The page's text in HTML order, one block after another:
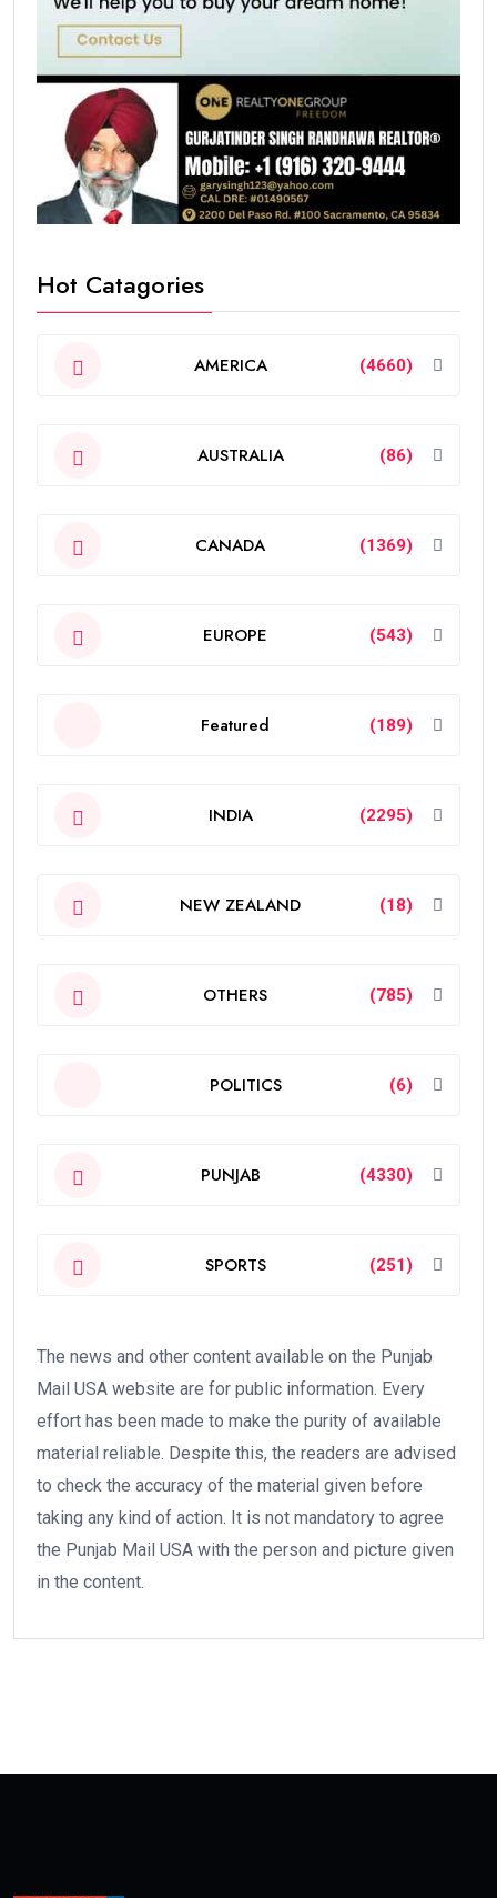
Hot Catagories
AMERICA (4660)
AUSTRALIA (86)
CANADA (1369)
EUROPE (543)
Featured (189)
INDIA (2295)
NEW ZEALAND (18)
OTHERS (785)
POLITICS (6)
PUNJAB (4330)
SPORTS (251)
The news and other content available on the Punjab
Mail USA website are for public information. Every
effort has been made to make the purity of available
material reliable. Despite this, the readers are advised
to check the accuracy of the material given before
taking any kind of action. It is not mandatory to agree
the Punjab Mail USA with the person and picture given
in the content.